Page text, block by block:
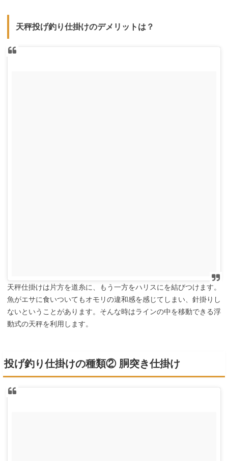
天秤投げ釣り仕掛けのデメリットは？
天秤仕掛けは片方を道糸に、もう一方をハリスにを結びつけます。
魚がエサに食いついてもオモリの違和感を感じてしまい、針掛りし
ないということがあります。そんな時はラインの中を移動できる浮
動式の天秤を利用します。
投げ釣り仕掛けの種類② 胴突き仕掛け